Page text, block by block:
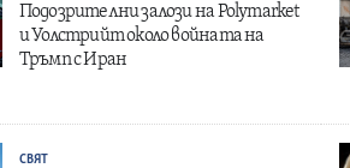
Подозрителни залози на Polymarket
и Уолстрийт около войната на
Тръмп с Иран
СВЯТ